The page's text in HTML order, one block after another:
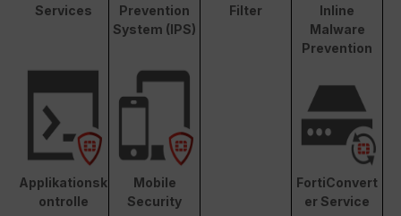
Services
Prevention
System (IPS)
Filter
Inline
Malware
Prevention
Applikationsk
ontrolle
Mobile
Security
FortiConvert
er Service